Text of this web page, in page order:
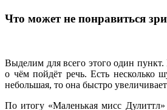
Что может не понравиться
Выделим для всего этого один
о чём пойдёт речь. Есть несколько
небольшая, то она быстро
По итогу «Маленькая мисс